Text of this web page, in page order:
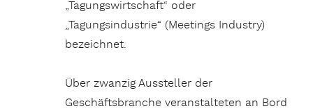
„Tagungswirtschaft“ oder
„Tagungsindustrie“ (Meetings Industry)
bezeichnet.
Über zwanzig Aussteller der
Geschäftsbranche veranstalteten an Bord